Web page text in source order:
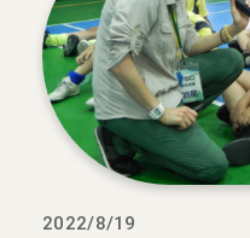
2022/8/19